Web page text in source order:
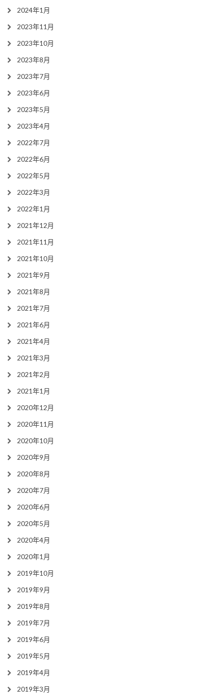
2024年1月
2023年11月
2023年10月
2023年8月
2023年7月
2023年6月
2023年5月
2023年4月
2022年7月
2022年6月
2022年5月
2022年3月
2022年1月
2021年12月
2021年11月
2021年10月
2021年9月
2021年8月
2021年7月
2021年6月
2021年4月
2021年3月
2021年2月
2021年1月
2020年12月
2020年11月
2020年10月
2020年9月
2020年8月
2020年7月
2020年6月
2020年5月
2020年4月
2020年1月
2019年10月
2019年9月
2019年8月
2019年7月
2019年6月
2019年5月
2019年4月
2019年3月